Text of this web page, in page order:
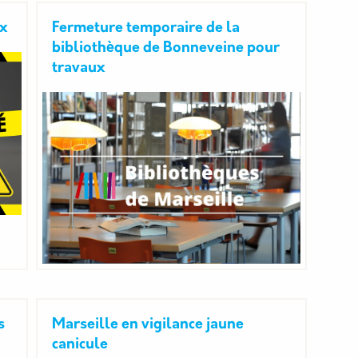
Fermeture temporaire de la
bibliothèque de Bonneveine pour
travaux
Marseille en vigilance jaune
canicule